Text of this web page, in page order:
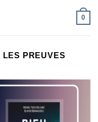
0
LES PREUVES